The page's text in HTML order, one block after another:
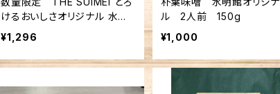
けるおいしさオリジナル 水明
の杏仁豆腐 3個入 ※クール便
¥1,296
ル 2人前 150g
¥1,000